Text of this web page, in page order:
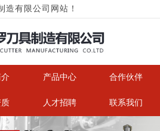
造有限公司网站！
产品中心 合作伙伴
人才招聘 联系我们